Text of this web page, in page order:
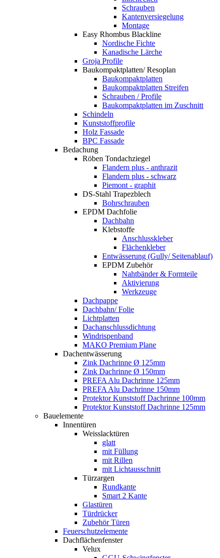
Schrauben
Kantenversiegelung
Montage
Easy Rhombus Blackline
Nordische Fichte
Kanadische Lärche
Groja Profile
Baukompaktplatten/ Resoplan
Baukompaktplatten
Baukompaktplatten Streifen
Schrauben / Profile
Baukompaktplatten im Zuschnitt
Schindeln
Kunststoffprofile
Holz Fassade
BPC Fassade
Bedachung
Röben Tondachziegel
Flandern plus - anthrazit
Flandern plus - schwarz
Piemont - graphit
DS-Stahl Trapezblech
Bohrschrauben
EPDM Dachfolie
Dachbahn
Klebstoffe
Anschlusskleber
Flächenkleber
Entwässerung (Gully/ Seitenablauf)
EPDM Zubehör
Nahtbänder & Formteile
Aktivierung
Werkzeuge
Dachpappe
Dachbahn/ Folie
Lichtplatten
Dachanschlussdichtung
Windrispenband
MAKO Premium Plane
Dachentwässerung
Zink Dachrinne Ø 125mm
Zink Dachrinne Ø 150mm
PREFA Alu Dachrinne 125mm
PREFA Alu Dachrinne 150mm
Protektor Kunststoff Dachrinne 100mm
Protektor Kunststoff Dachrinne 125mm
Bauelemente
Innentüren
Weisslacktüren
glatt
mit Füllung
mit Rillen
mit Lichtausschnitt
Türzargen
Rundkante
Smart 2 Kante
Glastüren
Türdrücker
Zubehör Türen
Feuerschutzelemente
Dachflächenfenster
Velux